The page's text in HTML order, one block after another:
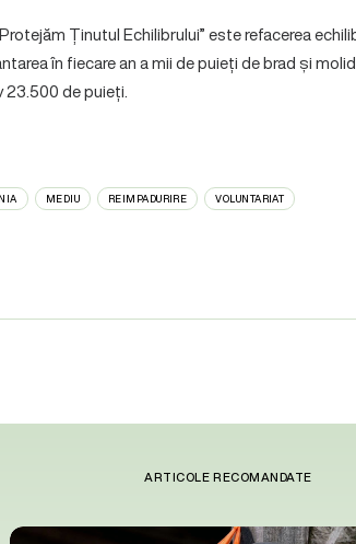
Ținutul Echilibrului” este refacerea
în fiecare an a mii de puieți de brad și
de puieți.
MEDIU REIMPADURIRE VOLUNTARIAT
ARTICOLE RECOMANDATE